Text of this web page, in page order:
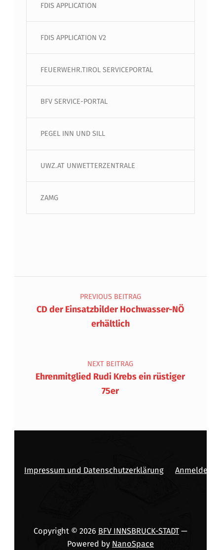
FDIS APPLICATION
FDIS APPLICATION V2
FEUERWEHR.TIROL SERVICEPORTAL
BFV SERVICE-PORTAL
PEGEL INN UND SILL
UWZ.AT UNWETTERZENTRALE
ZAMG
Beitragsnavigation
PREVIOUS BEITRAG
CD der Einsatzbilder Hochwasser-NÖ
erhältlich
NEXT BEITRAG
Ehrenmitglied Rudi Krebs ein rüstiger
75er
Impressum und Datenschutzerklärung Anmelden
Copyright © 2026 BFV INNSBRUCK-STADT—
Powered by NanoSpace